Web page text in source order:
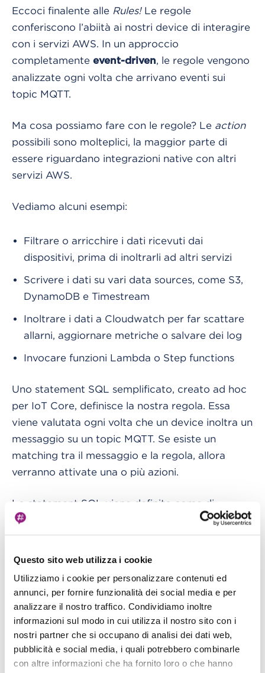
Questo sito web utilizza i cookie
Utilizziamo i cookie per personalizzare contenuti ed
annunci, per fornire funzionalità dei social media e per
analizzare il nostro traffico. Condividiamo inoltre
informazioni sul modo in cui utilizza il nostro sito con i
nostri partner che si occupano di analisi dei dati web,
pubblicità e social media, i quali potrebbero combinarle
con altre informazioni che ha fornito loro o che hanno
Eccoci finalente alle Rules! Le regole
conferiscono l’abiità ai nostri device di interagire
con i servizi AWS. In un approccio
completamente event-driven, le regole vengono
analizzate ogni volta che arrivano eventi sui
topic MQTT.
Ma cosa possiamo fare con le regole? Le action
possibili sono molteplici, la maggior parte di
essere riguardano integrazioni native con altri
servizi AWS.
Vediamo alcuni esempi:
Filtrare o arricchire i dati ricevuti dai
dispositivi, prima di inoltrarli ad altri servizi
Scrivere i dati su vari data sources, come S3,
DynamoDB e Timestream
Inoltrare i dati a Cloudwatch per far scattare
allarni, aggiornare metriche o salvare dei log
Invocare funzioni Lambda o Step functions
Uno statement SQL semplificato, creato ad hoc
per IoT Core, definisce la nostra regola. Essa
viene valutata ogni volta che un device inoltra un
messaggio su un topic MQTT. Se esiste un
matching tra il messaggio e la regola, allora
verranno attivate una o più azioni.
Lo statement SQL viene definito come di
seguito:
SELECT
: Estrae informazioni dal payload di un
utilizzando anche funzioni rese già disponibili
da AWS.
FROM:Qui viene ideinfiticato il topic MQTT su
cui la regola è in ascolto.
WHERE (opzionale):Fase in cui possiamo